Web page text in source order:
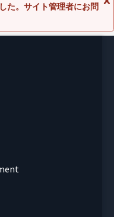
セ
た。サイト管理者にお問